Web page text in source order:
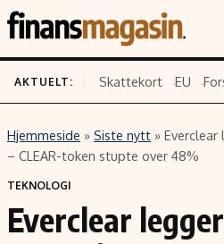
Innhold
Siste nytt
Eiendom
Energi og klima
AKTUELT: Skattekort EU
Hjemmeside » Siste nytt » Everclear
– CLEAR-token stupte over 48%
TEKNOLOGI
Everclear